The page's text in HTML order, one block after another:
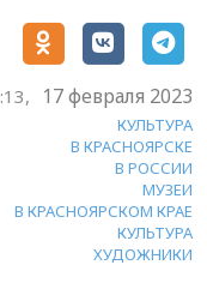
17 февраля 2023
КУЛЬТУРА
В КРАСНОЯРСКЕ
В РОССИИ
МУЗЕИ
В КРАСНОЯРСКОМ КРАЕ
КУЛЬТУРА
ХУДОЖНИКИ